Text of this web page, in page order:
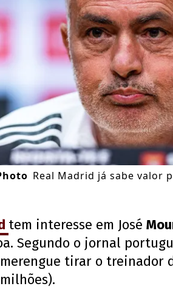
Real Madrid já sabe valor
tem interesse em José
Segundo o jornal
tirar o treinador